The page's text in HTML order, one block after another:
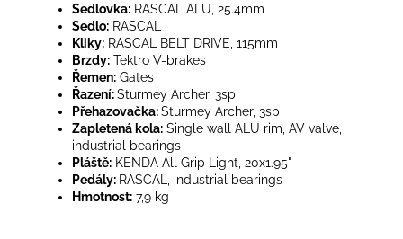
Sedlovka: RASCAL ALU, 25.4mm
Sedlo: RASCAL
Kliky: RASCAL BELT DRIVE, 115mm
Brzdy: Tektro V-brakes
Řemen: Gates
Řazení:Sturmey Archer, 3sp
Přehazovačka:Sturmey Archer, 3sp
Zapletená kola: Single wall ALU rim, AV valve,
industrial bearings
Pláště: KENDA All Grip Light, 20x1.95"
Pedály: RASCAL, industrial bearings
Hmotnost: 7,9 kg